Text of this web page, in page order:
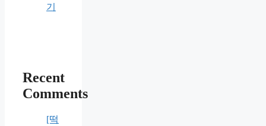
기
Recent
Comments
[떡